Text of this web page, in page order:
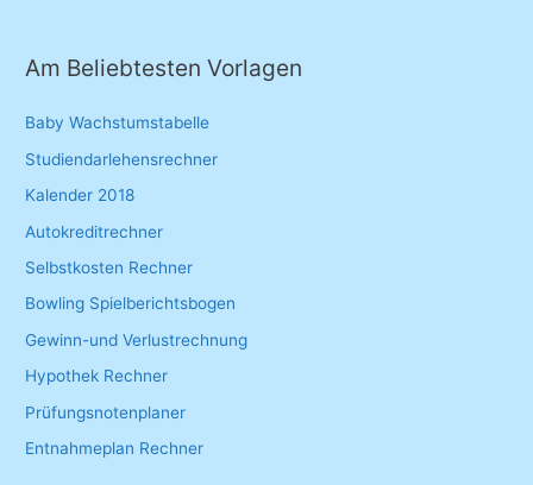
Am Beliebtesten Vorlagen
Baby Wachstumstabelle
Studiendarlehensrechner
Kalender 2018
Autokreditrechner
Selbstkosten Rechner
Bowling Spielberichtsbogen
Gewinn-und Verlustrechnung
Hypothek Rechner
Prüfungsnotenplaner
Entnahmeplan Rechner